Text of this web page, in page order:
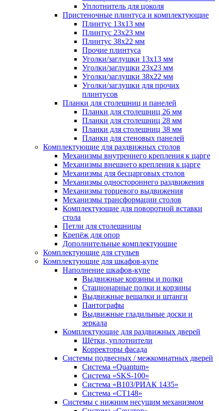
Уплотнитель для цоколя
Пристеночные плинтуса и комплектующие
Плинтус 13х13 мм
Плинтус 23х23 мм
Плинтус 38х22 мм
Прочие плинтуса
Уголки/заглушки 13х13 мм
Уголки/заглушки 23х23 мм
Уголки/заглушки 38х22 мм
Уголки/заглушки для прочих
плинтусов
Планки для столешниц и панелей
Планки для столешниц 26 мм
Планки для столешниц 28 мм
Планки для столешниц 38 мм
Планки для стеновых панелей
Комплектующие для раздвижных столов
Механизмы внутреннего крепления к царге
Механизмы внешнего крепления к царге
Механизмы для бесцарговых столов
Механизмы одностороннего раздвижения
Механизмы торцевого выдвижения
Механизмы трансформации столов
Комплектующие для поворотной вставки
стола
Петли для столешницы
Крепёж для опор
Дополнительные комплектующие
Комплектующие для стульев
Комплектующие для шкафов-купе
Наполнение шкафов-купе
Выдвижные корзины и полки
Стационарные полки и корзины
Выдвижные вешалки и штанги
Пантографы
Выдвижные гладильные доски и
зеркала
Комплектующие для раздвижных дверей
Щётки, уплотнители
Корректоры фасада
Системы подвесных / межкомнатных дверей
Система «Quantum»
Система «SKS-100»
Система «B103/РИАК 1435»
Система «СТ148»
Системы с нижним несущим механизмом